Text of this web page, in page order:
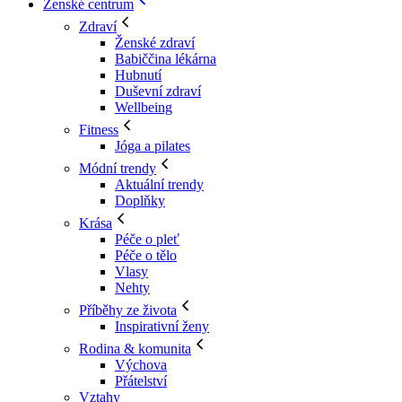
Ženské centrum
Zdraví
Ženské zdraví
Babiččina lékárna
Hubnutí
Duševní zdraví
Wellbeing
Fitness
Jóga a pilates
Módní trendy
Aktuální trendy
Doplňky
Krása
Péče o pleť
Péče o tělo
Vlasy
Nehty
Příběhy ze života
Inspirativní ženy
Rodina & komunita
Výchova
Přátelství
Vztahy